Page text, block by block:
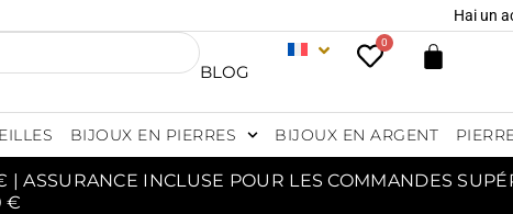
Hai un
BLOG
0
BIJOUX EN PIERRES BIJOUX EN ARGENT
ASSURANCE INCLUSE POUR LES COMMANDES
€